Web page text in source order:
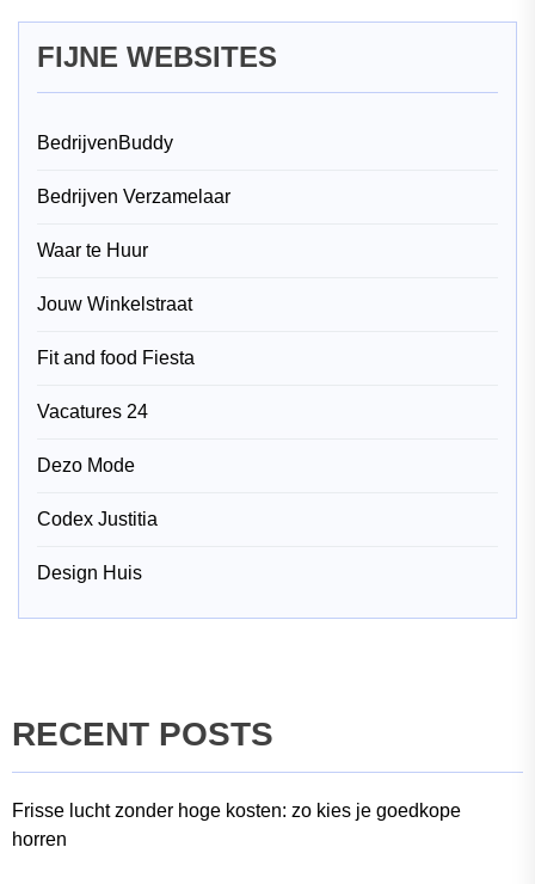
FIJNE WEBSITES
BedrijvenBuddy
Bedrijven Verzamelaar
Waar te Huur
Jouw Winkelstraat
Fit and food Fiesta
Vacatures 24
Dezo Mode
Codex Justitia
Design Huis
RECENT POSTS
Frisse lucht zonder hoge kosten: zo kies je goedkope
horren